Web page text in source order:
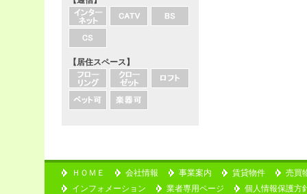
【居住スペース】
ＨＯＭＥ 会社情報 事業案内 賃貸物件
売買
インフォメーション
業者専用ページ 個人情報保護方